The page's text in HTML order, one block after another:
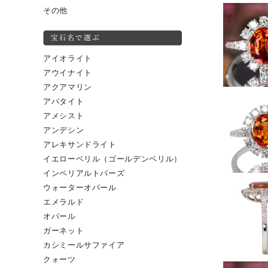
その他
アイオライト
アウイナイト
アクアマリン
アパタイト
アメシスト
アンデシン
アレキサンドライト
イエローベリル（ゴールデンベリル）
インペリアルトパーズ
ウォーターオパール
エメラルド
オパール
ガーネット
カシミールサファイア
クォーツ